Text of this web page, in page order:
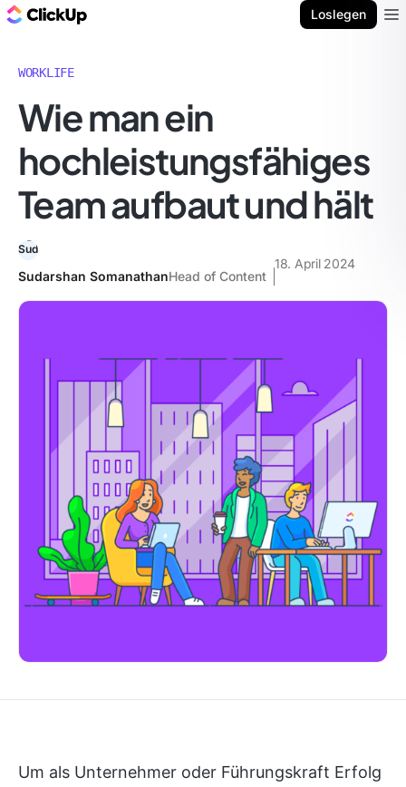
Loslegen
WORKLIFE
Wie man ein
hochleistungsfähiges
Team aufbaut und hält
Sudarshan SomanathanHead of Content
18. April 2024
Um als Unternehmer oder Führungskraft Erfolg